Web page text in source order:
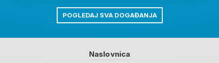
POGLEDAJ SVA DOGAĐANJA
Naslovnica